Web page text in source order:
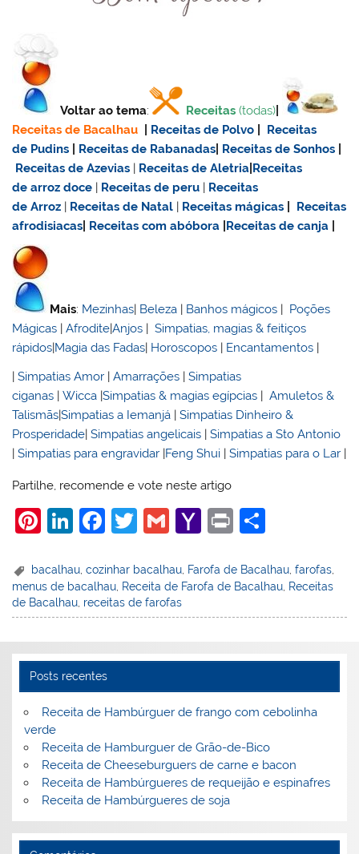
Voltar ao tema: Receitas (todas)
Receitas de Bacalhau
Receitas de Polvo
Receitas
de Pudins
Receitas de Rabanadas Receitas de Sonhos
Receitas de Azevias | Receitas de Aletria Receitas
dearroz doce | Receitas de peru | Receitas
de Arroz | Receitas de Natal | Receitas mágicas
Receitas
afrodisiacas Receitas com abóbora Receitas de canja
Mais: Mezinhas Beleza Banhos mágicos
Poções
Mágicas |Afrodite|Anjos |Simpatias, magias & feitiços
rápidos Magia das Fadas Horoscopos Encantamentos
|Simpatias Amor |Amarrações |Simpatias
ciganas |Wicca |Simpatias & magias egípcias |Amuletos &
Talismãs|Simpatias a Iemanjá |Simpatias Dinheiro &
Prosperidade|Simpatias angelicais |Simpatias a Sto Antonio
|Simpatias para engravidar |Feng Shui |Simpatias para o Lar |
Partilhe, recomende e vote neste artigo
Pi
er
e
st
Li
k
e
dI
F
c
e
b
o
k
T
itt
er
G
ai
l
Y
h
o
o
l
Pr
t
ar
e
bacalhau ,cozinhar bacalhau Farofa de Bacalhau ,farofas
menus de bacalhau Receita de Farofa de Bacalhau Receitas
de Bacalhau receitas de farofas
Posts recentes
Receita de Hambúrguer de frango com cebolinha
verde
Receita de Hamburguer de Grão-de-Bico
Receita de Cheeseburguers de carne e bacon
Receita de Hambúrgueres de requeijão e espinafres
Receita de Hambúrgueres de soja